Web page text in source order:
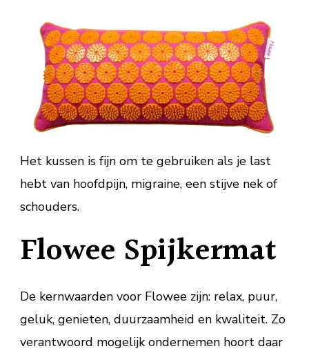
Het kussen is fijn om te gebruiken als je last
hebt van hoofdpijn, migraine, een stijve nek of
schouders.
Flowee Spijkermat
De kernwaarden voor Flowee zijn: relax, puur,
geluk, genieten, duurzaamheid en kwaliteit. Zo
verantwoord mogelijk ondernemen hoort daar